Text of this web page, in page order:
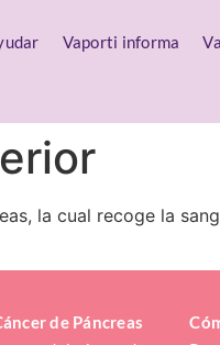
Vaporti informa
la cual recoge la
de Páncreas